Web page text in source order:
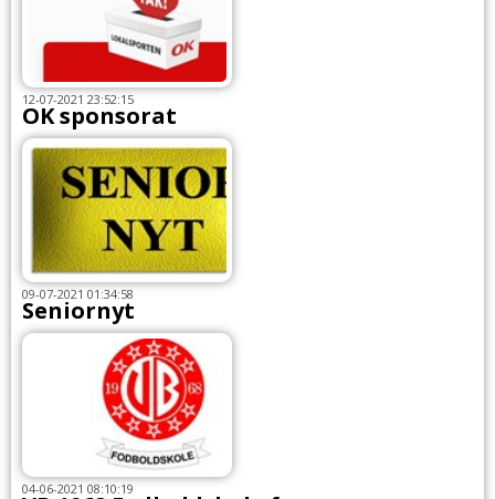
12-07-2021 23:52:15
OK sponsorat
09-07-2021 01:34:58
Seniornyt
04-06-2021 08:10:19